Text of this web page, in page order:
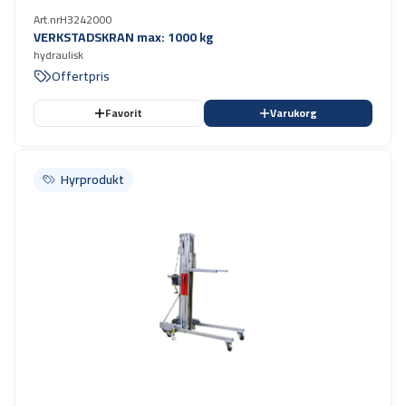
Art.nrH3242000
VERKSTADSKRAN max: 1000 kg
hydraulisk
Offertpris
Favorit Varukorg
Hyrprodukt
Hyrprodukt